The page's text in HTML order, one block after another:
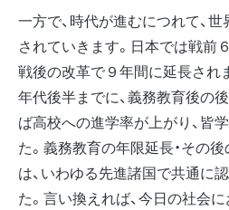
一方で、時代が進むにつれて、
されていきます。日本では戦前
戦後の改革で９年間に延長され
年代後半までに、義務教育後の
ば高校への進学率が上がり、皆
た。義務教育の年限延長・その
は、いわゆる先進諸国で共通に
た。言い換えれば、今日の社会